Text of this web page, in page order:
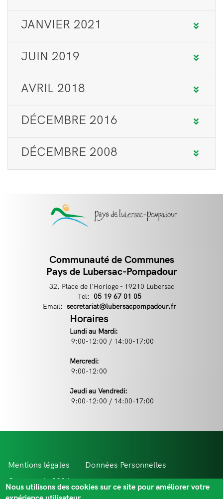
JANVIER 2021
JUIN 2019
AVRIL 2018
DÉCEMBRE 2016
DÉCEMBRE 2008
Contact
Communauté de Communes
Pays de Lubersac-Pompadour
32, Place de l'Horloge - 19210 Lubersac
Tel:
Téléphone
05 19 67 01 05
Email: Email
secretariat@lubersacpompadour.fr
Horaires
Lundi au Mardi:
9:00-12:00 / 14:00-17:00
Mercredi:
9:00-12:00
Jeudi au Vendredi:
9:00-12:00 / 14:00-17:00
Menu
Pied
Mentions légales
Données Personnelles
Comevents 2021
Extr@net
Nous utilisons des cookies sur ce site pour améliorer votre